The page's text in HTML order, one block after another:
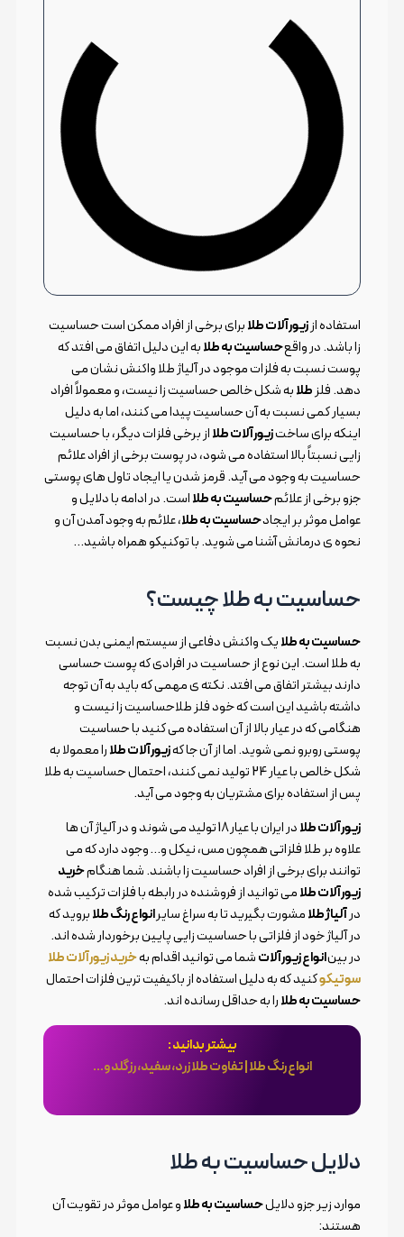
استفاده اززیورآلات طلابرای برخی از افراد ممکن است حساسیت
زا باشد. در واقعحساسیت به طلابه این دلیل اتفاق می افتد که
پوست نسبت به فلزات موجود در آلیاژ طلا واکنش نشان می
دهد. فلز طلابه شکل خالص حساسیت زا نیست، و معمولاً افراد
بسیار کمی نسبت به آن حساسیت پیدا می کنند، اما به دلیل
اینکه برای ساختزیورآلات طلااز برخی فلزات دیگر، با حساسیت
زایی نسبتاً بالا استفاده می شود، در پوست برخی از افراد علائم
حساسیت به وجود می آید. قرمز شدن یا ایجاد تاول های پوستی
جزو برخی از علائمحساسیت به طلااست. در ادامه با دلایل و
عوامل موثر بر ایجادحساسیت به طلا، علائم به وجود آمدن آن و
نحوه ی درمانش آشنا می شوید. با توکنیکو همراه باشید…
حساسیت به طلا چیست؟
حساسیت به طلایک واکنش دفاعی از سیستم ایمنی بدن نسبت
به طلا است. این نوع از حساسیت در افرادی که پوست حساسی
دارند بیشتر اتفاق می افتد. نکته ی مهمی که باید به آن توجه
داشته باشید این است که خود فلز طلاحساسیت زا نیست و
هنگامی که در عیار بالا از آن استفاده می کنید با حساسیت
پوستی روبرو نمی شوید. اما از آن جا کهزیورآلات طلارا معمولا به
شکل خالص با عیار 24 تولید نمی کنند، احتمال حساسیت به طلا
پس از استفاده برای مشتریان به وجود می آید.
زیورآلات طلا
در ایران با عیار 18 تولید می شوند و در آلیاژ آن ها
علاوه بر طلا فلزاتی همچون مس، نیکل و… وجود دارد که می
توانند برای برخی از افراد حساسیت زا باشند. شما هنگامخرید
زیورآلات طلامی توانید از فروشنده در رابطه با فلزات ترکیب شده
درآلیاژ طلامشورت بگیرید تا به سراغ سایرانواع رنگ طلابروید که
در آلیاژ خود از فلزاتی با حساسیت زایی پایین برخوردار شده اند.
در بینانواع زیورآلاتشما می توانید اقدام بهخرید زیورآلات طلا
سوتیکوکنید که به دلیل استفاده از باکیفیت ترین فلزات احتمال
حساسیت به طلارا به حداقل رسانده اند.
بیشتر بدانید :
انواع رنگ طلا | تفاوت طلا زرد، سفید، رزگلد و…
دلایل حساسیت به طلا
موارد زیر جزو دلایلحساسیت به طلاو عوامل موثر در تقویت آن
هستند: